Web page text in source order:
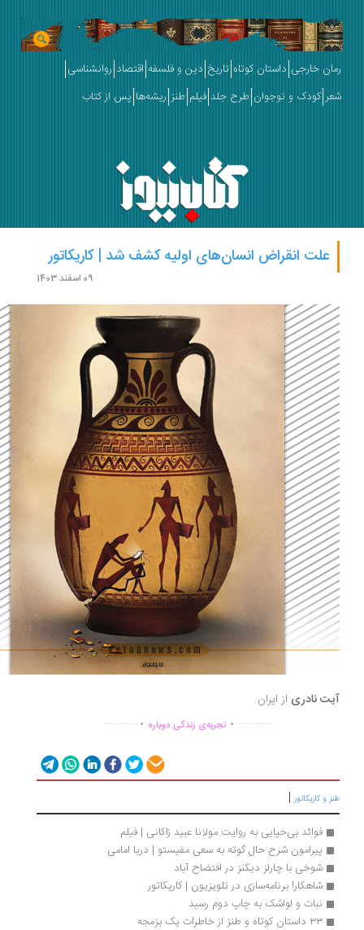
خارجی داستان کوتاه تاریخ دین و فلسفه اقتصاد روانشناسی
کودک و نوجوان طرح جلد فیلم طنز ریشه‌ها پس از کتاب
علت انقراض انسان‌های اولیه کشف شد | کاریکاتور
نادریاز ایران.
...............
. تجربه‌ی زندگی دوباره.
..............
و کاریکاتور|
فوائد بی‌حیایی به روایت مولانا عبید زاکانی | فیلم
پیرامون شرح حال گوته به سعی مفیستو | دریا امامی
شوخی با چارلز دیکنز در افتضاح آباد
شاهکار! برنامه‌سازی در تلویزیون | کاریکاتور
نبات و لواشک به چاپ دوم رسید